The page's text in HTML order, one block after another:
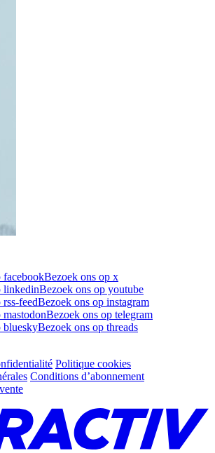
facebookBezoek ons op x
linkedinBezoek ons op youtube
feedBezoek ons op instagram
Bezoek ons op telegram
blueskyBezoek ons op threads
Politique cookies
Conditions d’abonnement